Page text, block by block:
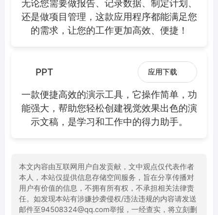
无论您需要做报告、记录数据、制定计划、
还是做项目管理，这款应用程序都能满足您
的需求，让您的工作更加高效、便捷！
PPT 应用下载
一款便捷高效的演示工具，它操作简单，功
能强大，帮助您轻松创建视觉效果出色的演
示文稿，是学习和工作中的得力助手。
本文内容由互联网用户自发贡献，文中观点仅代表作者
本人，本站仅提供信息存储空间服务，旨在分享传播对
用户有价值的信息，不拥有所有权，不承担相关法律责
任。如发现本站有涉嫌抄袭侵权/违法违规的内容请发送
邮件至94508324@qq.com举报，一经查实，将立刻删